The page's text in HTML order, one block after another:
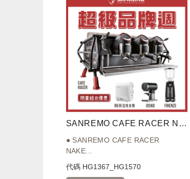
SANREMO CAFE RACER NAKED 三孔營業用咖啡機 220V + EUREKA 優瑞卡 FIRENZE 75 75mm 磨豆機 + EUREKA DISKO 自動填壓器 + Tiamo NBA9-600G RO鮮活純水機
● SANREMO CAFE RACER
NAKE...
代碼 HG1367_HG1570